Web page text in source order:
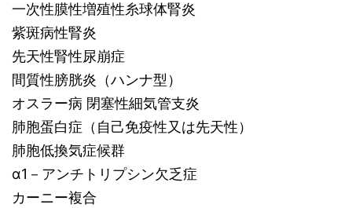
一次性膜性増殖性糸球体腎炎
紫斑病性腎炎
先天性腎性尿崩症
間質性膀胱炎（ハンナ型）
オスラー病 閉塞性細気管支炎
肺胞蛋白症（自己免疫性又は先天性）
肺胞低換気症候群
α1－アンチトリプシン欠乏症
カーニー複合